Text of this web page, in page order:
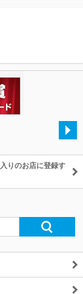
りのお店に登録す